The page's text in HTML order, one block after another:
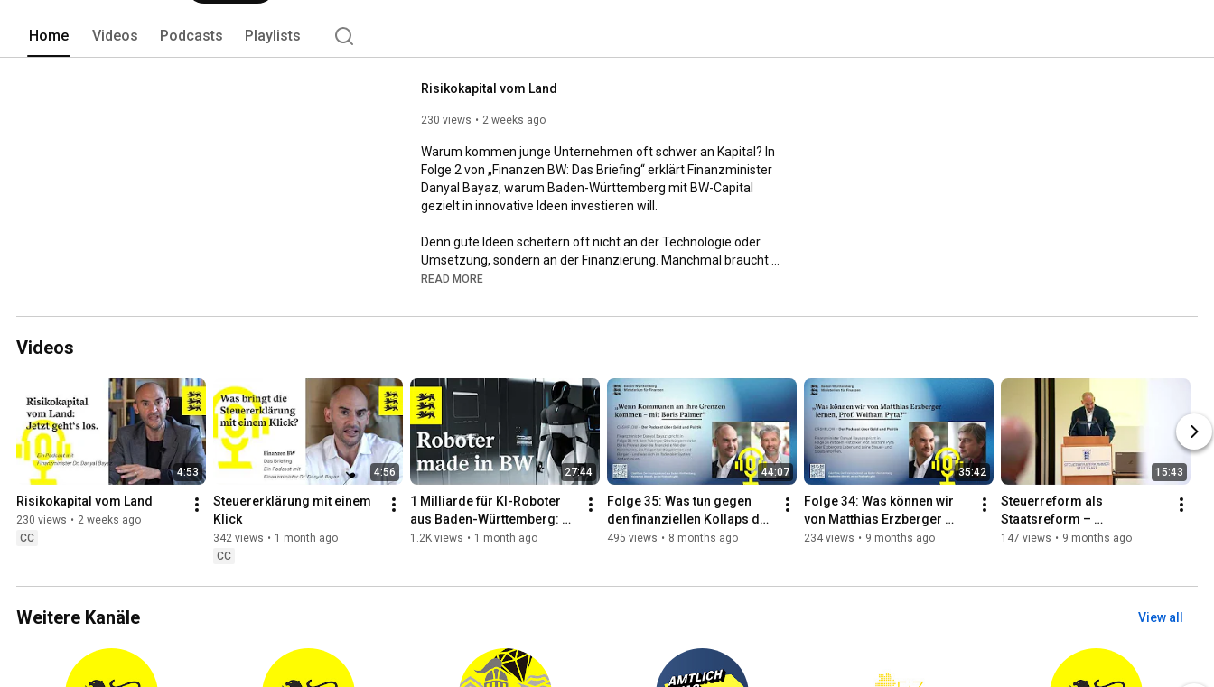
Home Videos Podcasts Playlists
Risikokapital vom Land
230 views 2 weeks ago
Warum kommen junge Unternehmen oft schwer an Kapital? In
Folge 2 von „Finanzen BW: Das Briefing“ erklärt Finanzminister
Danyal Bayaz, warum Baden-Württemberg mit BW-Capital
gezielt in innovative Ideen investieren will.
Denn gute Ideen scheitern oft nicht an der Technologie oder
Umsetzung, sondern an der Finanzierung. Manchmal braucht
es dafür Risikokapital und den Mut, früh in Zukunftsideen zu
erfahrt ihr in der neuen Podcast-Folge. Die gibt‘s überall, wo es
Bayaz regelmäßig aktuelle finanzpolitische Themen kurz und
verständlich ein und wirft einen Blick darauf, welche Bedeutung
sie für Baden-Württemberg haben.
READ MORE
Videos
4:53
Risikokapital vom Land
230 views • 2 weeks ago
CC
4:56
Steuererklärung mit einem
Klick
342 views • 1 month ago
CC
27:44
1 Milliarde für KI-Roboter
aus Baden-Württemberg:
Ein Moonshot für the Länd?
1.2K views • 1 month ago
44:07
Folge 35: Was tun gegen
den finanziellen Kollaps der
Kommunen Boris Palmer?
495 views • 8 months ago
35:42
Folge 34: Was können wir
von Matthias Erzberger
lernen? – mit Prof. Wolfram
234 views • 9 months ago
15:43
Steuerreform als
Staatsreform –
Finanzminister Danyal
147 views • 9 months ago
Weitere Kanäle View all